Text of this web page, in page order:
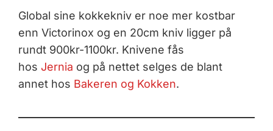
Global sine kokkekniv er noe mer kostbar
enn Victorinox og en 20cm kniv ligger på
rundt 900kr-1100kr. Knivene fås
hos Jernia og på nettet selges de blant
annet hos Bakeren og Kokken.